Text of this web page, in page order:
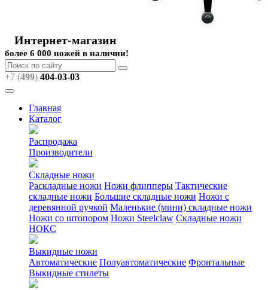
Интернет-магазин
более 6 000 ножей в наличии!
+7 (499) 404-03-03
Главная
Каталог
Распродажа
Производители
Складные ножи
Раскладные ножи Ножи флипперы Тактические
складные ножи Большие складные ножи Ножи с
деревянной ручкой Маленькие (мини) складные ножи
Ножи со штопором Ножи Steelclaw Складные ножи
НОКС
Выкидные ножи
Автоматические Полуавтоматические Фронтальные
Выкидные стилеты